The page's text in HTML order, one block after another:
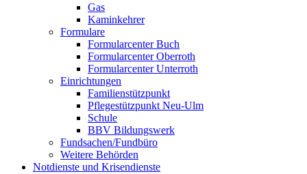
Gas
Kaminkehrer
Formulare
Formularcenter Buch
Formularcenter Oberroth
Formularcenter Unterroth
Einrichtungen
Familienstützpunkt
Pflegestützpunkt Neu-Ulm
Schule
BBV Bildungswerk
Fundsachen/Fundbüro
Weitere Behörden
Notdienste und Krisendienste